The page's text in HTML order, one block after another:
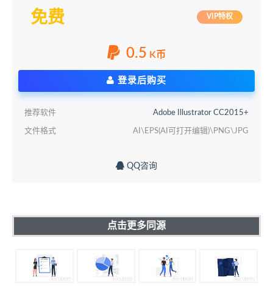
免费 VIP特权
0.5 K币
登录后购买
推荐软件 Adobe Illustrator CC2015+
文件格式 AI\EPS(AI可打开编辑)\PNG\JPG
QQ咨询
点击更多同源